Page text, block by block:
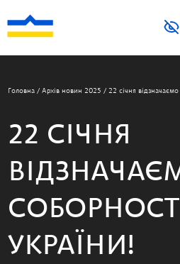
Головна / Архів новин 2025 / 22 січня
22 СІЧНЯ
УКРАЇНИ!